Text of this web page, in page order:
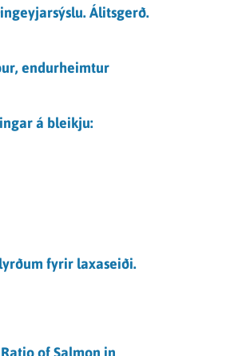
Álitsgerð.
endurheimtur
á bleikju:
fyrir laxaseiði.
of Salmon in